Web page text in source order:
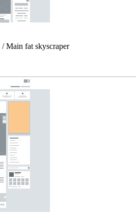
/ Main fat skyscraper